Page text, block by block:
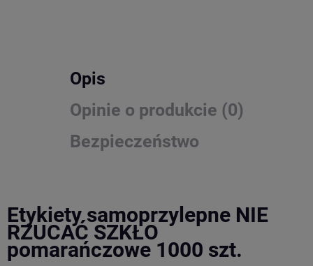
Opis
Opinie o produkcie (0)
Bezpieczeństwo
Etykiety samoprzylepne NIE
RZUCAĆ SZKŁO
pomarańczowe 1000 szt.